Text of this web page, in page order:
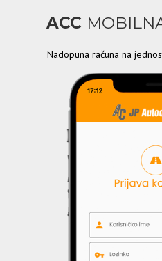
ACC
Nadopuna računa na